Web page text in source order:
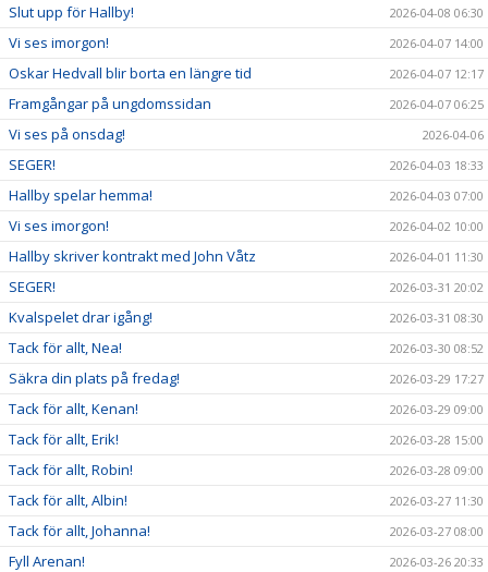
Slut upp för Hallby! 2026-04-08 06:30
Vi ses imorgon! 2026-04-07 14:00
Oskar Hedvall blir borta en längre tid 2026-04-07 12:17
Framgångar på ungdomssidan 2026-04-07 06:25
Vi ses på onsdag! 2026-04-06
SEGER! 2026-04-03 18:33
Hallby spelar hemma! 2026-04-03 07:00
Vi ses imorgon! 2026-04-02 10:00
Hallby skriver kontrakt med John Våtz 2026-04-01 11:30
SEGER! 2026-03-31 20:02
Kvalspelet drar igång! 2026-03-31 08:30
Tack för allt, Nea! 2026-03-30 08:52
Säkra din plats på fredag! 2026-03-29 17:27
Tack för allt, Kenan! 2026-03-29 09:00
Tack för allt, Erik! 2026-03-28 15:00
Tack för allt, Robin! 2026-03-28 09:00
Tack för allt, Albin! 2026-03-27 11:30
Tack för allt, Johanna! 2026-03-27 08:00
Fyll Arenan! 2026-03-26 20:33